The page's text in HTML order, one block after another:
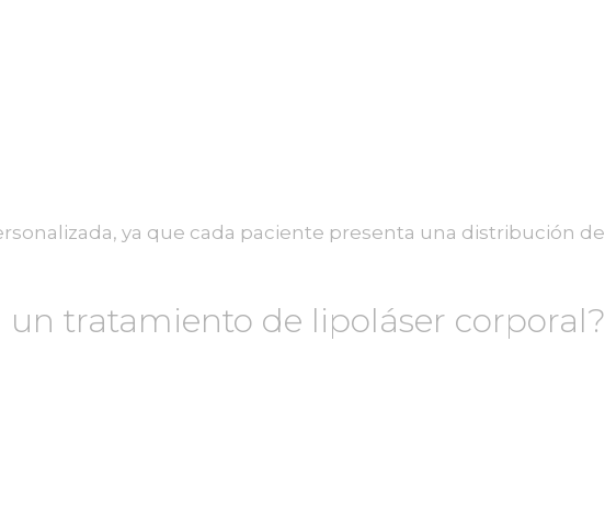
ya que cada paciente presenta una distribución de
tratamiento de lipoláser corporal?